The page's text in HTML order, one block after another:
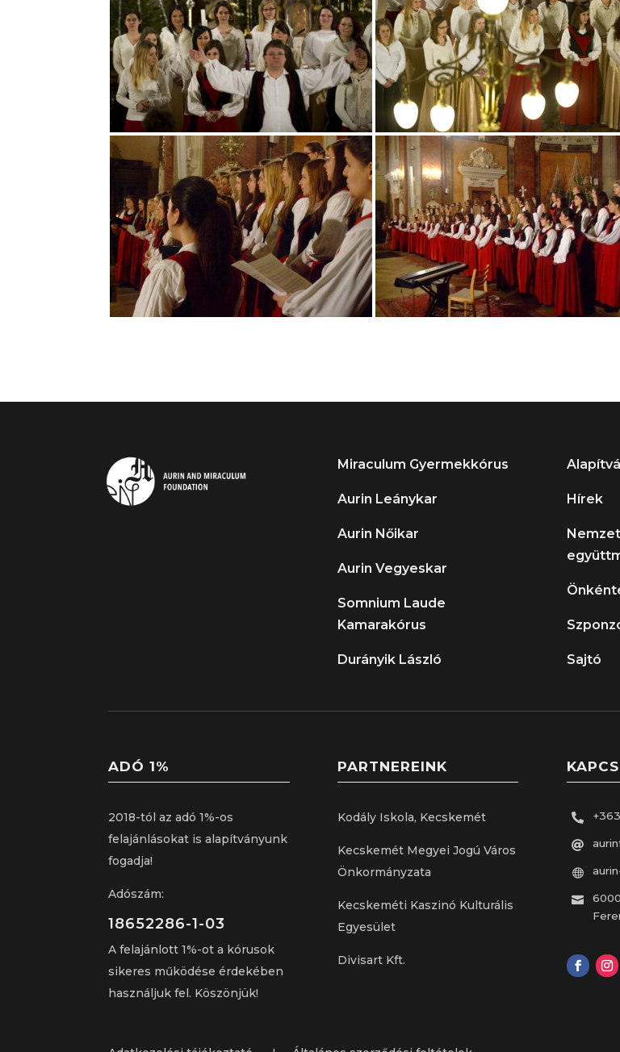
Miraculum Gyermekkórus
Aurin Leánykar
Aurin Nőikar
Aurin Vegyeskar
Somnium Laude
Kamarakórus
Durányik László
Hírek
Sajtó
ADÓ 1%
2018-tól az adó 1%-os
felajánlásokat is alapítványunk
fogadja!
Adószám:
18652286-1-03
A felajánlott 1%-ot a kórusok
sikeres működése érdekében
használjuk fel. Köszönjük!
PARTNEREINK
Kodály Iskola, Kecskemét
Kecskemét Megyei Jogú Város
Önkormányzata
Kecskeméti Kaszinó Kulturális
Egyesület
Divisart Kft.



